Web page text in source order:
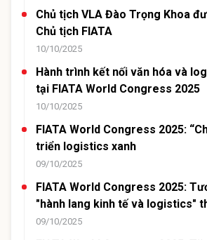
Chủ tịch VLA Đào Trọng Khoa
Chủ tịch FIATA
10/10/2025
Hành trình kết nối văn hóa và
tại FIATA World Congress 2025
10/10/2025
FIATA World Congress 2025:
triển logistics xanh
09/10/2025
FIATA World Congress 2025:
"hành lang kinh tế và logistics"
09/10/2025